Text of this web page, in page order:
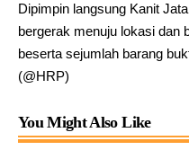
Dipimpin langsung Kanit
bergerak menuju lokasi dan
beserta sejumlah barang
(@HRP)
You Might Also Like